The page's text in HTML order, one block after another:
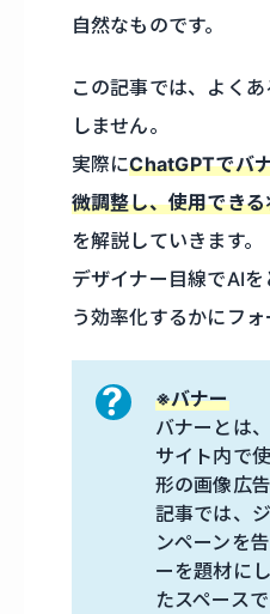
自然なものです。
この記事では、よく
しません。
実際にChatGPTでバ
微調整し、使用でき
を解説していきます。
デザイナー目線でAI
う効率化するかにフォ
※バナー
バナーとは
サイト内で
形の画像広
記事では、
ンペーンを
ーを題材に
たスペース